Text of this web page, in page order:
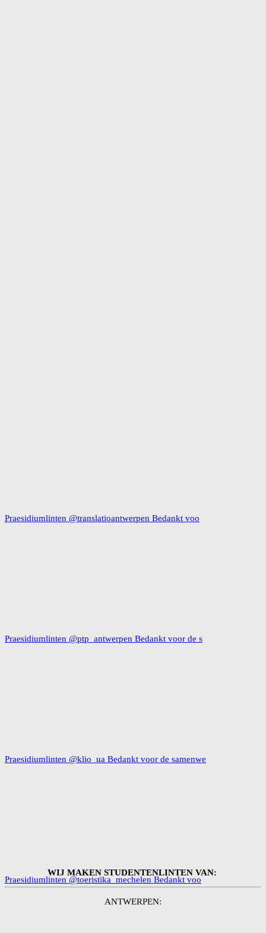
Praesidiumlinten @translatioantwerpen Bedankt voo
Praesidiumlinten @ptp_antwerpen Bedankt voor de s
Praesidiumlinten @klio_ua Bedankt voor de samenwe
Praesidiumlinten @toeristika_mechelen Bedankt voo
WIJ MAKEN STUDENTENLINTEN VAN:
ANTWERPEN: